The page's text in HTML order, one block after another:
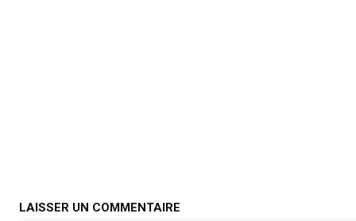
LAISSER UN COMMENTAIRE